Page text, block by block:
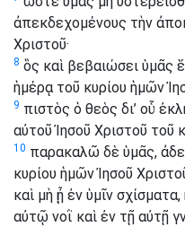
ἀπεκδεχομένους τὴν
Χριστοῦ·
8 ὃς καὶ βεβαιώσει ὑμᾶς
ἡμέρᾳ τοῦ κυρίου ἡμῶν
9 πιστὸς ὁ θεὸς δι’ οὗ
αὐτοῦ Ἰησοῦ Χριστοῦ τοῦ
10 παρακαλῶ δὲ ὑμᾶς,
κυρίου ἡμῶν Ἰησοῦ
καὶ μὴ ᾖ ἐν ὑμῖν
αὐτῷ νοῒ καὶ ἐν τῇ αὐτῇ